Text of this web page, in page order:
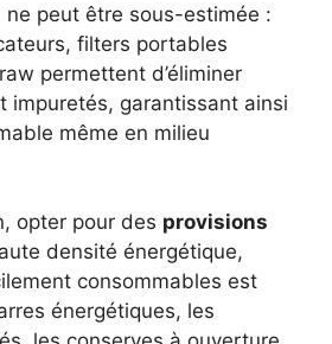
peut être sous-estimée :
filters portables
permettent d’éliminer
impuretés, garantissant ainsi
même en milieu
opter pour des provisions
densité énergétique,
consommables est
énergétiques, les